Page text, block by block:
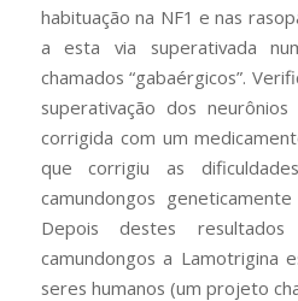
habituação na NF1 e nas
a esta via superativada
chamados “gabaérgicos”.
superativação dos
corrigida com um
que corrigiu as
camundongos
Depois destes
camundongos a Lamotrigina
seres humanos (um projeto